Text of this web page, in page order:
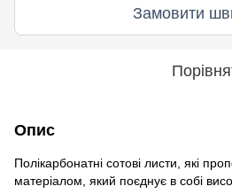
Замовити
Опис
Полікарбонатні сотові листи, які
матеріалом, який поєднує в собі